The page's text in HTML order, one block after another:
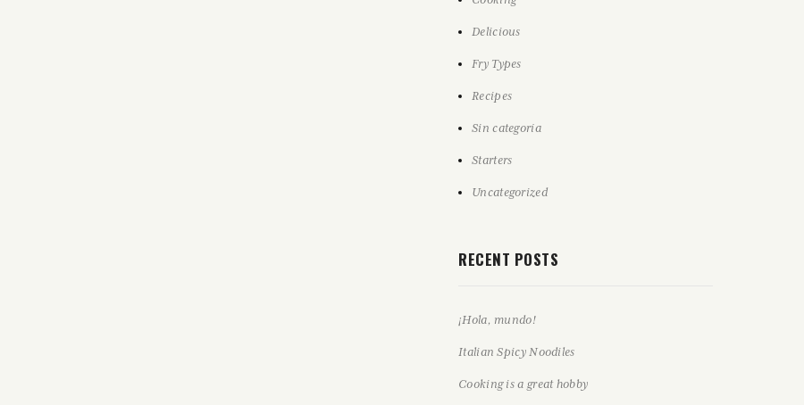
Delicious
Fry Types
Recipes
Sin categoría
Starters
Uncategorized
RECENT POSTS
¡Hola, mundo!
Italian Spicy Noodiles
Cooking is a great hobby